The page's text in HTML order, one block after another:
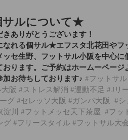
ルについて★
ありがとうございます！
なれる個サル★エフスタ北花田やフ
セ生野、フットサル小阪を中心
おります。ご予約はホームーペー
お待ちしております♪ #フットサル
阪 #ストレス解消 #運動不足 #Jリ
グ #セレッソ大阪 #ガンバ大阪 #
淀川 #フットメッセ天下茶屋 #フッ
グ #フリースタイル #フットサル大